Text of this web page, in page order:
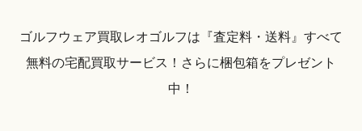
ゴルフウェア買取レオゴルフは『査定料・送料』すべて
無料の宅配買取サービス！さらに梱包箱をプレゼント
中！